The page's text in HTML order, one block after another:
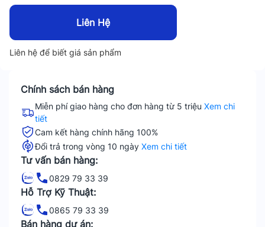
Liên Hệ
Liên hệ để biết giá sản phẩm
Chính sách bán hàng
Miễn phí giao hàng cho đơn hàng từ 5 triệu Xem chi
tiết
Cam kết hàng chính hãng 100%
Đổi trả trong vòng 10 ngày Xem chi tiết
Tư vấn bán hàng:
0829 79 33 39
Hỗ Trợ Kỹ Thuật:
0865 79 33 39
Bán hàng dự án: